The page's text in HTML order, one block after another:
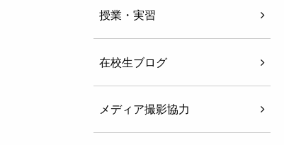
授業・実習
在校生ブログ
メディア撮影協力